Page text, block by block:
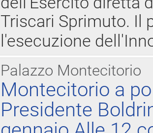
Triscari Sprimuto. Il
l'esecuzione
Palazzo Montecitorio
Montecitorio a
Presidente